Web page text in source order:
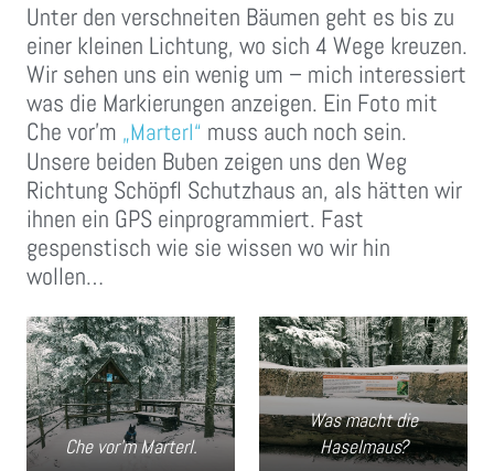
Unter den verschneiten Bäumen geht es bis zu
einer kleinen Lichtung, wo sich 4 Wege kreuzen.
Wir sehen uns ein wenig um – mich interessiert
was die Markierungen anzeigen. Ein Foto mit
Che vor’m „Marterl“ muss auch noch sein.
Unsere beiden Buben zeigen uns den Weg
Richtung Schöpfl Schutzhaus an, als hätten wir
ihnen ein GPS einprogrammiert. Fast
gespenstisch wie sie wissen wo wir hin
wollen…
Che vor’m Marterl.
Was macht die
Haselmaus?